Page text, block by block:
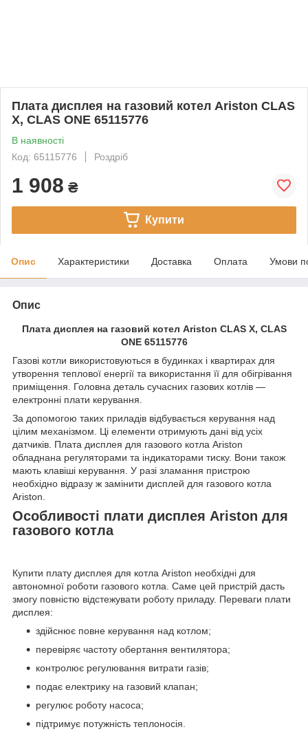
Плата дисплея на газовий котел Ariston CLAS
X, CLAS ONE 65115776
В наявності
Код: 65115776
Роздріб
1 908 ₴
Купити
Опис Характеристики Доставка Оплата Умови
Опис
Плата дисплея на газовий котел Ariston CLAS X, CLAS
ONE 65115776
Газові котли використовуються в будинках і квартирах для
утворення теплової енергії та використання її для обігрівання
приміщення. Головна деталь сучасних газових котлів —
електронні плати керування.
За допомогою таких приладів відбувається керування над
цілим механізмом. Ці елементи отримують дані від усіх
датчиків. Плата дисплея для газового котла Ariston
обладнана регуляторами та індикаторами тиску. Вони також
мають клавіші керування. У разі зламання пристрою
необхідно відразу ж замінити дисплей для газового котла
Ariston.
Особливості плати дисплея Ariston для
газового котла
Купити плату дисплея для котла Ariston необхідні для
автономної роботи газового котла. Саме цей пристрій дасть
змогу повністю відстежувати роботу приладу. Переваги плати
дисплея:
здійснює повне керування над котлом;
перевіряє частоту обертання вентилятора;
контролює регулювання витрати газів;
подає електрику на газовий клапан;
регулює роботу насоса;
підтримує потужність теплоносія.